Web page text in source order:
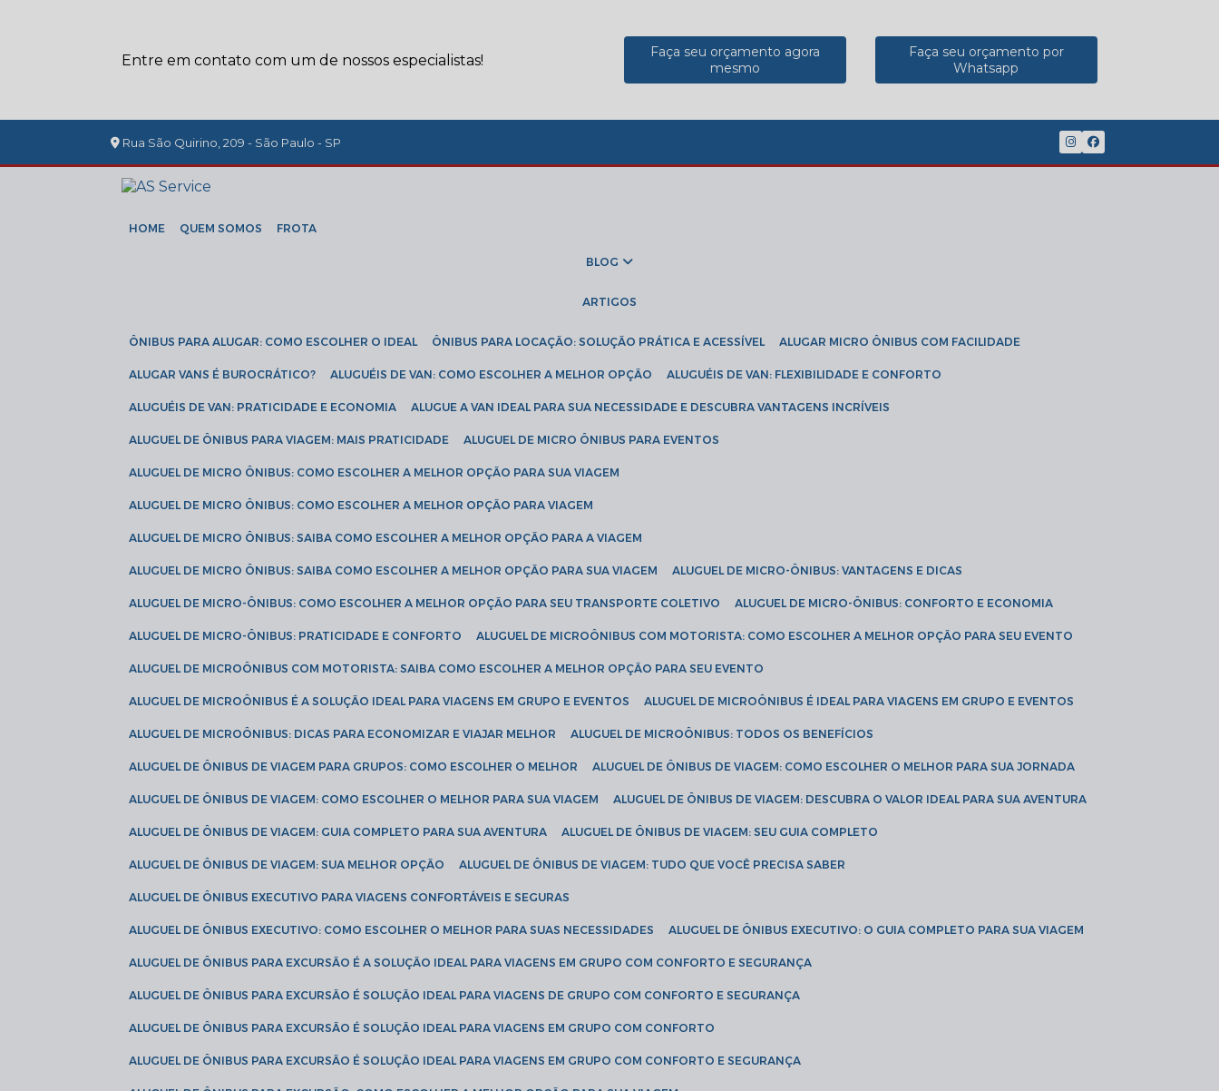
Entre em contato com um de nossos especialistas!
Faça seu orçamento agora
mesmo
Faça seu orçamento por
Whatsapp
Rua São Quirino, 209 - São Paulo - SP
HOME QUEM SOMOS FROTA
BLOG
ARTIGOS
ÔNIBUS PARA ALUGAR: COMO ESCOLHER O IDEAL ÔNIBUS PARA LOCAÇÃO: SOLUÇÃO PRÁTICA E ACESSÍVEL ALUGAR MICRO ÔNIBUS COM FACILIDADE
ALUGAR VANS É BUROCRÁTICO? ALUGUÉIS DE VAN: COMO ESCOLHER A MELHOR OPÇÃO ALUGUÉIS DE VAN: FLEXIBILIDADE E CONFORTO
ALUGUÉIS DE VAN: PRATICIDADE E ECONOMIA ALUGUE A VAN IDEAL PARA SUA NECESSIDADE E DESCUBRA VANTAGENS INCRÍVEIS
ALUGUEL DE ÔNIBUS PARA VIAGEM: MAIS PRATICIDADE ALUGUEL DE MICRO ÔNIBUS PARA EVENTOS
ALUGUEL DE MICRO ÔNIBUS: COMO ESCOLHER A MELHOR OPÇÃO PARA SUA VIAGEM
ALUGUEL DE MICRO ÔNIBUS: COMO ESCOLHER A MELHOR OPÇÃO PARA VIAGEM
ALUGUEL DE MICRO ÔNIBUS: SAIBA COMO ESCOLHER A MELHOR OPÇÃO PARA A VIAGEM
ALUGUEL DE MICRO ÔNIBUS: SAIBA COMO ESCOLHER A MELHOR OPÇÃO PARA SUA VIAGEM ALUGUEL DE MICRO-ÔNIBUS: VANTAGENS E DICAS
ALUGUEL DE MICRO-ÔNIBUS: COMO ESCOLHER A MELHOR OPÇÃO PARA SEU TRANSPORTE COLETIVO ALUGUEL DE MICRO-ÔNIBUS: CONFORTO E ECONOMIA
ALUGUEL DE MICRO-ÔNIBUS: PRATICIDADE E CONFORTO ALUGUEL DE MICROÔNIBUS COM MOTORISTA: COMO ESCOLHER A MELHOR OPÇÃO PARA SEU EVENTO
ALUGUEL DE MICROÔNIBUS COM MOTORISTA: SAIBA COMO ESCOLHER A MELHOR OPÇÃO PARA SEU EVENTO
ALUGUEL DE MICROÔNIBUS É A SOLUÇÃO IDEAL PARA VIAGENS EM GRUPO E EVENTOS ALUGUEL DE MICROÔNIBUS É IDEAL PARA VIAGENS EM GRUPO E EVENTOS
ALUGUEL DE MICROÔNIBUS: DICAS PARA ECONOMIZAR E VIAJAR MELHOR ALUGUEL DE MICROÔNIBUS: TODOS OS BENEFÍCIOS
ALUGUEL DE ÔNIBUS DE VIAGEM PARA GRUPOS: COMO ESCOLHER O MELHOR ALUGUEL DE ÔNIBUS DE VIAGEM: COMO ESCOLHER O MELHOR PARA SUA JORNADA
ALUGUEL DE ÔNIBUS DE VIAGEM: COMO ESCOLHER O MELHOR PARA SUA VIAGEM ALUGUEL DE ÔNIBUS DE VIAGEM: DESCUBRA O VALOR IDEAL PARA SUA AVENTURA
ALUGUEL DE ÔNIBUS DE VIAGEM: GUIA COMPLETO PARA SUA AVENTURA ALUGUEL DE ÔNIBUS DE VIAGEM: SEU GUIA COMPLETO
ALUGUEL DE ÔNIBUS DE VIAGEM: SUA MELHOR OPÇÃO ALUGUEL DE ÔNIBUS DE VIAGEM: TUDO QUE VOCÊ PRECISA SABER
ALUGUEL DE ÔNIBUS EXECUTIVO PARA VIAGENS CONFORTÁVEIS E SEGURAS
ALUGUEL DE ÔNIBUS EXECUTIVO: COMO ESCOLHER O MELHOR PARA SUAS NECESSIDADES ALUGUEL DE ÔNIBUS EXECUTIVO: O GUIA COMPLETO PARA SUA VIAGEM
ALUGUEL DE ÔNIBUS PARA EXCURSÃO É A SOLUÇÃO IDEAL PARA VIAGENS EM GRUPO COM CONFORTO E SEGURANÇA
ALUGUEL DE ÔNIBUS PARA EXCURSÃO É SOLUÇÃO IDEAL PARA VIAGENS DE GRUPO COM CONFORTO E SEGURANÇA
ALUGUEL DE ÔNIBUS PARA EXCURSÃO É SOLUÇÃO IDEAL PARA VIAGENS EM GRUPO COM CONFORTO
ALUGUEL DE ÔNIBUS PARA EXCURSÃO É SOLUÇÃO IDEAL PARA VIAGENS EM GRUPO COM CONFORTO E SEGURANÇA